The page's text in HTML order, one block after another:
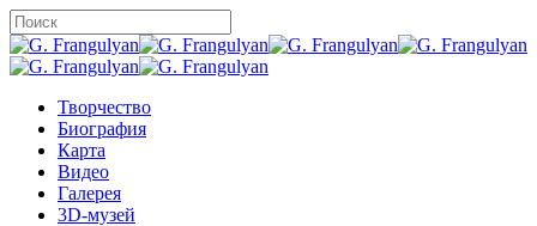
Skip
to
main
Close
Search
search
Menu
Творчество
Биография
Карта
Видео
Галерея
3D-музей